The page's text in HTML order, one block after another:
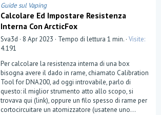
Guide sul Vaping
Calcolare Ed Impostare Resistenza
Interna Con ArcticFox
Sva3d 8 Apr 2023 Tempo di lettura 1 min. Visite
4.191
Per calcolare la resistenza interna di una box
bisogna avere il dado in rame, chiamato Calibration
Tool for DNA200, ad oggi introvabile, parlo di
questo: il miglior strumento atto allo scopo, si
trovava qui (link), oppure un filo spesso di rame per
cortocircuitare un atomizzatore (usatene uno...